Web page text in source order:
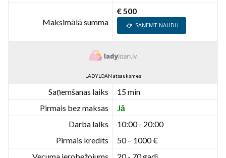
Maksimālā summa
€ 500
SAŅEMT NAUDU
LADYLOAN atsauksmes
Saņemšanas laiks
15 min
Pirmais bez maksas
Jā
Darba laiks
10:00 - 20:00
Pirmais kredīts
50 – 1000 €